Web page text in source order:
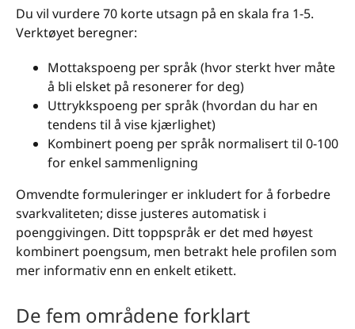
Du vil vurdere 70 korte utsagn på en skala fra 1-5.
Verktøyet beregner:
Mottakspoeng per språk (hvor sterkt hver måte
å bli elsket på resonerer for deg)
Uttrykkspoeng per språk (hvordan du har en
tendens til å vise kjærlighet)
Kombinert poeng per språk normalisert til 0-100
for enkel sammenligning
Omvendte formuleringer er inkludert for å forbedre
svarkvaliteten; disse justeres automatisk i
poenggivingen. Ditt toppspråk er det med høyest
kombinert poengsum, men betrakt hele profilen som
mer informativ enn en enkelt etikett.
De fem områdene forklart